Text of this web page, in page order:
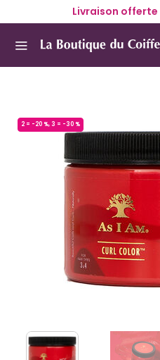
Livraison offerte
2 = -20 %, 3 = -30 %